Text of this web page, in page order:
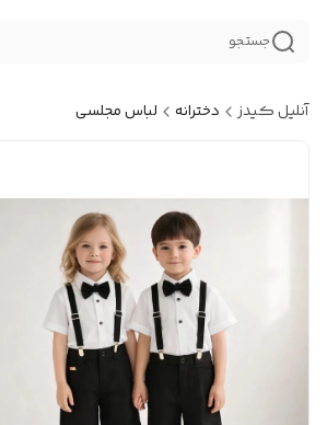
جستجو
آنلیل کیدز دخترانه لباس مجلسی